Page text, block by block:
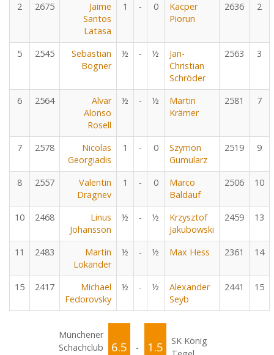
2 2675
Jaime
Santos
Latasa
1 - 0
Kacper
Piorun
2636 2
5 2545
Sebastian
Bogner
½ - ½
Jan-
Christian
Schröder
2563 3
6 2564
Alvar
Alonso
Rosell
½ - ½
Martin
Krämer
2581 7
7 2578
Nicolas
Georgiadis
1 - 0
Szymon
Gumularz
2519 9
8 2557
Valentin
Dragnev
1 - 0
Marco
Baldauf
2506 10
10 2468
Linus
Johansson
½ - ½
Krzysztof
Jakubowski
2459 13
11 2483
Martin
Lokander
½ - ½ Max Hess 2361 14
15 2417
Michael
Fedorovsky
½ - ½
Alexander
Seyb
2441 15
Münchener
Schachclub
6.5 - 1.5
SK König